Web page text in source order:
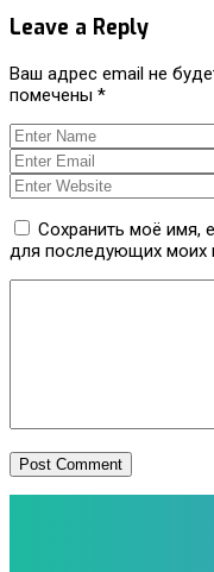
Leave a Reply
Ваш адрес email не
помечены *
Сохранить моё имя,
для последующих моих